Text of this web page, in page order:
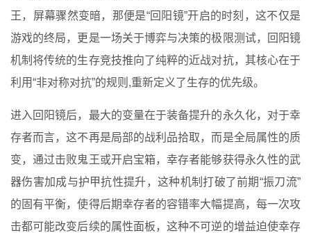
王，屏幕骤然变暗，那便是“回阳镜”开启的时刻，这不仅是
游戏的终局，更是一场关于博弈与决策的极限测试，回阳镜
机制将传统的生存竞技推向了纯粹的近战对抗，其核心在于
利用“非对称对抗”的规则,重新定义了生存的优先级。
进入回阳镜后，最大的变量在于装备提升的永久化，对于幸
存者而言，这不再是局部的战利品拾取，而是全局属性的质
变，通过击败鬼王或开启宝箱，幸存者能够获得永久性的武
器伤害加成与护甲抗性提升，这种机制打破了前期“振刀流”
的固有平衡，使得后期幸存者的容错率大幅提高，每一次攻
击都可能改变后续的属性面板，这种不可逆的增益迫使幸存